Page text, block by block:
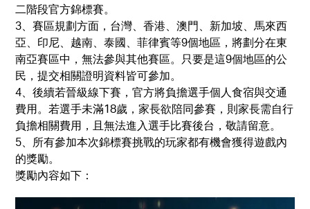
二階段官方錦標賽。
3、賽區規劃方面，台灣、香港、澳門、新加坡、馬來西
亞、印尼、越南、泰國、菲律賓等9個地區，將劃分在東
南亞賽區中，無法參與其他賽區。只要是這9個地區的公
民，提交相關證明資料皆可參加。
4、後續若晉級線下賽，官方將負擔選手個人食宿與交通
費用。若選手未滿18歲，家長欲陪同參賽，則家長需自行
負擔相關費用，且無法進入選手比賽後台，敬請留意。
5、所有參加本次錦標賽挑戰的玩家都有機會獲得遊戲內
的獎勵。
獎勵內容如下：